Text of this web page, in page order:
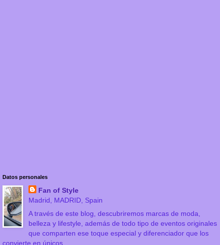
Datos personales
Fan of Style
Madrid, MADRID, Spain
A través de este blog, descubriremos marcas de moda,
belleza y lifestyle, además de todo tipo de eventos originales
que comparten ese toque especial y diferenciador que los
convierte en únicos.